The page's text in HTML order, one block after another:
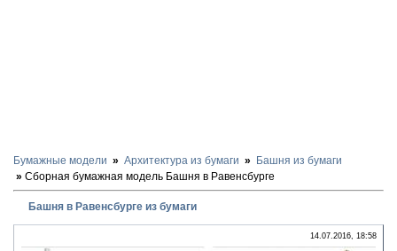
Бумажные модели Архитектура из бумаги
Башня из бумаги
Сборная бумажная модель Башня в Равенсбурге
Башня в Равенсбурге из бумаги
14.07.2016, 18:58